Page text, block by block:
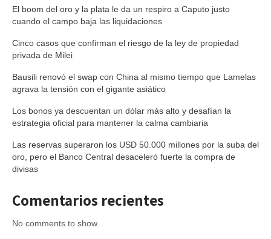
El boom del oro y la plata le da un respiro a Caputo justo
cuando el campo baja las liquidaciones
Cinco casos que confirman el riesgo de la ley de propiedad
privada de Milei
Bausili renovó el swap con China al mismo tiempo que Lamelas
agrava la tensión con el gigante asiático
Los bonos ya descuentan un dólar más alto y desafían la
estrategia oficial para mantener la calma cambiaria
Las reservas superaron los USD 50.000 millones por la suba del
oro, pero el Banco Central desaceleró fuerte la compra de
divisas
Comentarios recientes
No comments to show.